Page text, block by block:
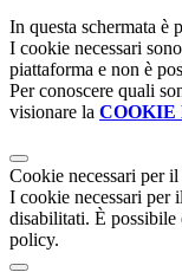
In questa schermata è
I cookie necessari
piattaforma e non è
Per conoscere quali
visionare la COOKIE
Cookie necessari per
I cookie necessari per
disabilitati. È possibile
policy.